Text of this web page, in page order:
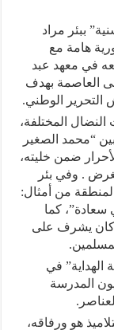
ببئر مراد
هامة مع
في معهد عبد
العاصمة بهدف
الوطني.
المختلفة،
“محمد الصغير
ضمن خليته،
. وفي بئر
من أمثال:
كما
كان يشرف على
الهداية” في
المدرسة
هو ورفاقه،